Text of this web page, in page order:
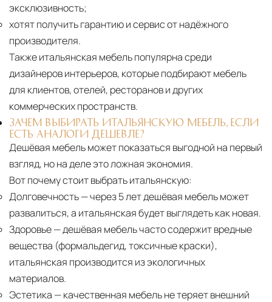
эксклюзивность;
хотят получить гарантию и сервис от надёжного
производителя.
Также итальянская мебель популярна среди
дизайнеров интерьеров, которые подбирают мебель
для клиентов, отелей, ресторанов и других
коммерческих пространств.
ЗАЧЕМ ВЫБИРАТЬ ИТАЛЬЯНСКУЮ МЕБЕЛЬ, ЕСЛИ
ЕСТЬ АНАЛОГИ ДЕШЕВЛЕ?
Дешёвая мебель может показаться выгодной на первый
взгляд, но на деле это ложная экономия.
Вот почему стоит выбрать итальянскую:
Долговечность— через 5 лет дешёвая мебель может
развалиться, а итальянская будет выглядеть как новая.
Здоровье— дешёвая мебель часто содержит вредные
вещества (формальдегид, токсичные краски),
итальянская производится из экологичных
материалов.
Эстетика — качественная мебель не теряет внешний